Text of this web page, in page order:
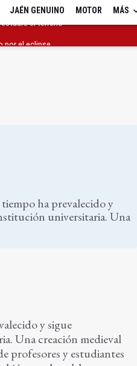
JAÉN GENUINO MOTOR MÁS
ha prevalecido y
universitaria. Una
y sigue
Una creación medieval
profesores y estudiantes